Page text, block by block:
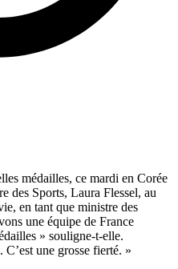
médailles, ce mardi en Corée
des Sports, Laura Flessel, au
en tant que ministre des
une équipe de France
» souligne-t-elle.
C’est une grosse fierté. »